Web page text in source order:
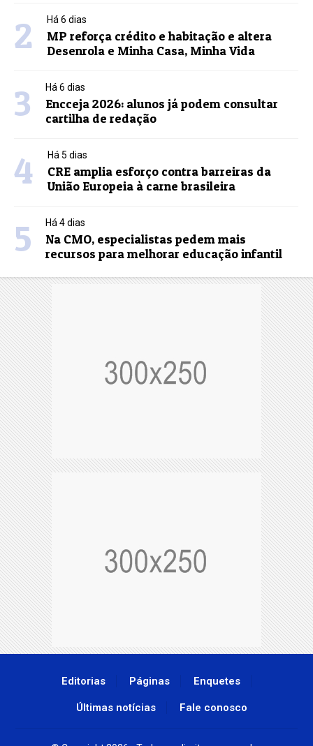
2 Há 6 dias
MP reforça crédito e habitação e altera
Desenrola e Minha Casa, Minha Vida
3 Há 6 dias
Encceja 2026: alunos já podem consultar
cartilha de redação
4 Há 5 dias
CRE amplia esforço contra barreiras da
União Europeia à carne brasileira
5 Há 4 dias
Na CMO, especialistas pedem mais
recursos para melhorar educação infantil
Editorias Páginas Enquetes
Últimas notícias Fale conosco